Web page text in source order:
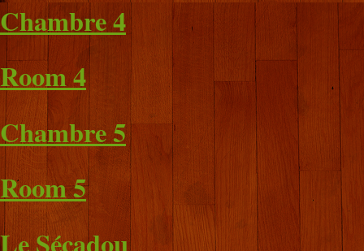
Chambre 4
Room 4
Chambre 5
Room 5
Le Sécadou